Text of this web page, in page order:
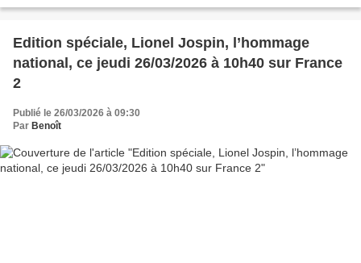
Edition spéciale, Lionel Jospin, l’hommage
national, ce jeudi 26/03/2026 à 10h40 sur France
2
Publié le 26/03/2026 à 09:30
Par Benoît